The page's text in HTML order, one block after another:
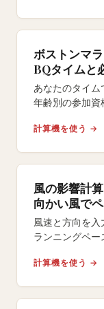
ボストンマ
BQタイムと
あなたのタイム
年齢別の参加資
計算機を使う →
風の影響計
向かい風で
風速と方向を入
ランニングペー
レース当日の風
計算機を使う →